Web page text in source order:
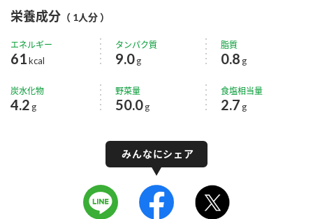
栄養成分 （ 1人分 ）
エネルギー
61kcal
タンパク質
9.0g
脂質
0.8 g
炭水化物
4.2 g
野菜量
50.0g
食塩相当量
2.7 g